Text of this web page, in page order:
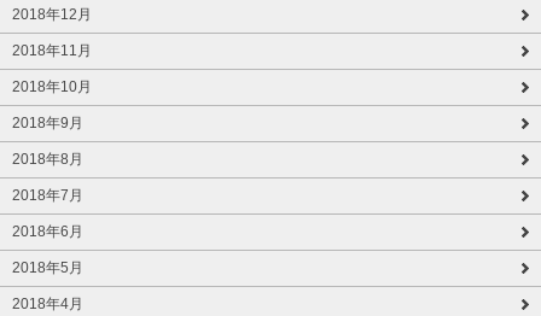
2018年12月
2018年11月
2018年10月
2018年9月
2018年8月
2018年7月
2018年6月
2018年5月
2018年4月